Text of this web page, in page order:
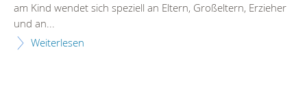
am Kind wendet sich speziell an Eltern, Großeltern, Erzieher
und an...
Weiterlesen